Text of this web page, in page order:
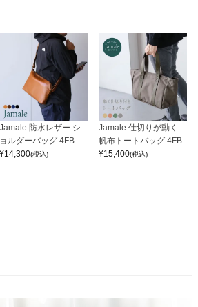
Jamale 防水レザー シ
ョルダーバッグ 4FB
¥14,300(税込)
Jamale 仕切りが動く
帆布トートバッグ 4FB
¥15,400(税込)